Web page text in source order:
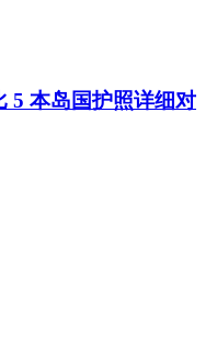
5 本岛国护照详细对